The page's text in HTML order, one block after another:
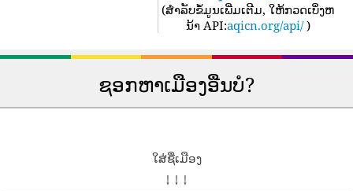
(ສໍາລັບຂໍ້ມູນເພີ່ມເຕີມ, ໃຫ້ກວດເບິ່ງຫ
ນ້າ API:aqicn.org/api/ )
ຊອກຫາເມືອງອື່ນບໍ?
ໃສ່ຊື່ເມືອງ
↓ ↓ ↓